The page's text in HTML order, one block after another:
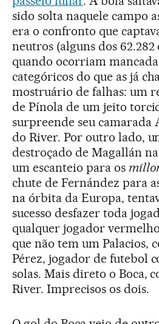
sido solta naquele campo
era o confronto que
neutros (alguns dos 62.282
quando ocorriam
categóricos do que as já
mostruário de falhas: um
de Pínola de um jeito
surpreende seu
do River. Por outro lado,
destroçado de Magallán
um escanteio para os
chute de Fernández para
na órbita da Europa,
sucesso desfazer toda
qualquer jogador
que não tem um Palacios,
Pérez, jogador de futebol
solas. Mais direto o Boca,
River. Imprecisos os dois.